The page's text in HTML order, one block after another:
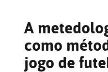
A
como
jogo de